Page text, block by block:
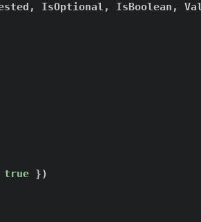
, IsOptional , IsBoolean ,
true })